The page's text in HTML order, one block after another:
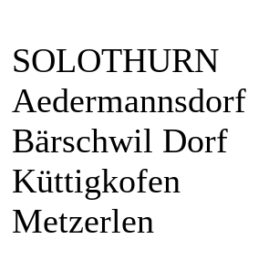
SOLOTHURN
Aedermannsdorf
Bärschwil Dorf
Küttigkofen
Metzerlen